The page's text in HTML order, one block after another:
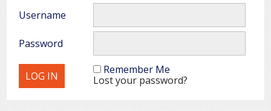
Username
Password
Remember Me
Lost your password?